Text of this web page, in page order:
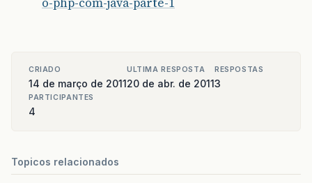
CRIADO
14 de março de 2011
ULTIMA RESPOSTA
20 de abr. de 2011
RESPOSTAS
3
PARTICIPANTES
4
Topicos relacionados